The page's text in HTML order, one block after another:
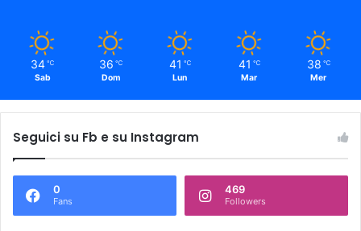
34 ℃
Sab
36 ℃
Dom
41 ℃
Lun
41 ℃
Mar
38 ℃
Mer
Seguici su Fb e su Instagram
0
Fans
469
Followers